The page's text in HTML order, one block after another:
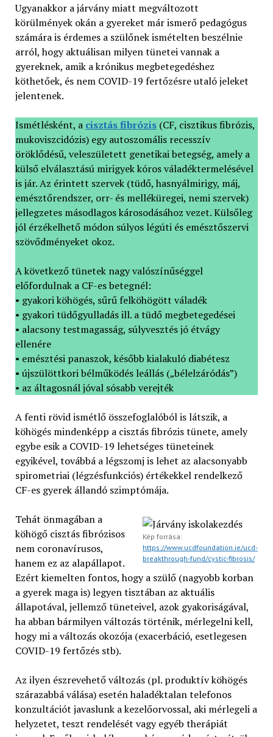
Ugyanakkor a járvány miatt megváltozott
körülmények okán a gyereket már ismerő pedagógus
számára is érdemes a szülőnek ismételten beszélnie
arról, hogy aktuálisan milyen tünetei vannak a
gyereknek, amik a krónikus megbetegedéshez
köthetőek, és nem COVID-19 fertőzésre utaló jeleket
jelentenek.
Ismétlésként, a cisztás fibrózis(CF, cisztikus fibrózis,
mukoviszcidózis) egy autoszomális recesszív
öröklődésű, veleszületett genetikai betegség, amely a
külső elválasztású mirigyek kóros váladéktermelésével
is jár. Az érintett szervek (tüdő, hasnyálmirigy, máj,
emésztőrendszer, orr- és melléküregei, nemi szervek)
jellegzetes másodlagos károsodásához vezet. Külsőleg
jól érzékelhető módon súlyos légúti és emésztőszervi
szövődményeket okoz.
A következő tünetek nagy valószínűséggel
előfordulnak a CF-es betegnél:
• gyakori köhögés, sűrű felköhögött váladék
• gyakori tüdőgyulladás ill. a tüdő megbetegedései
• alacsony testmagasság, súlyvesztés jó étvágy
ellenére
• emésztési panaszok, később kialakuló diabétesz
• újszülöttkori bélműködés leállás („bélelzáródás”)
• az áltagosnál jóval sósabb verejték
A fenti rövid ismétlő összefoglalóból is látszik, a
köhögés mindenképp a cisztás fibrózis tünete, amely
egybe esik a COVID-19 lehetséges tüneteinek
egyikével, továbbá a légszomj is lehet az alacsonyabb
spirometriai (légzésfunkciós) értékekkel rendelkező
CF-es gyerek állandó szimptómája.
Kép forrása:
https://www.ucdfoundation.ie/ucd-
breakthrough-fund/cystic-fibrosis/
Tehát önmagában a
köhögő cisztás fibrózisos
nem coronavírusos,
hanem ez az alapállapot.
Ezért kiemelten fontos, hogy a szülő (nagyobb korban
a gyerek maga is) legyen tisztában az aktuális
állapotával, jellemző tüneteivel, azok gyakoriságával,
ha abban bármilyen változás történik, mérlegelni kell,
hogy mi a változás okozója (exacerbáció, esetlegesen
COVID-19 fertőzés stb).
Az ilyen észrevehető változás (pl. produktív köhögés
szárazabbá válása) esetén haladéktalan telefonos
konzultációt javaslunk a kezelőorvossal, aki mérlegeli a
helyzetet, teszt rendelését vagy egyéb therápiát